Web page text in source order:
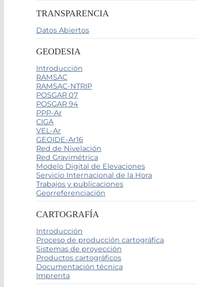
TRANSPARENCIA
Datos Abiertos
GEODESIA
Introducción
RAMSAC
RAMSAC-NTRIP
POSGAR 07
POSGAR 94
PPP-Ar
CIGA
VEL-Ar
GEOIDE-Ar16
Red de Nivelación
Red Gravimétrica
Modelo Digital de Elevaciones
Servicio Internacional de la Hora
Trabajos y publicaciones
Georreferenciación
CARTOGRAFÍA
Introducción
Proceso de producción cartográfica
Sistemas de proyección
Productos cartográficos
Documentación técnica
Imprenta